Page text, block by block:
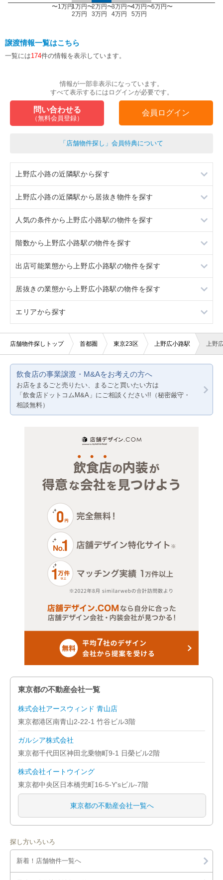
〜1万円1万円〜
2万円
2万円〜
3万円
3万円〜
4万円
4万円〜
5万円
5万円〜
譲渡情報一覧はこちら
一覧には174件の情報を表示しています。
情報が一部非表示になっています。
すべて表示するにはログインが必要です。
問い合わせる
（無料会員登録）
会員ログイン
「店舗物件探し」会員特典について
上野広小路の近隣駅から探す
末広町
上野
神田
稲荷町
上野広小路の近隣駅から居抜き物件を探す
末広町
上野
神田
稲荷町
人気の条件から上野広小路駅の物件を探す
居抜き
スケルトン
看板取り付け可
10坪以下
20坪以下
階数から上野広小路駅の物件を探す
地下
1階
2階
3階以上
出店可能業態から上野広小路駅の物件を探す
重飲食
軽飲食
バー・クラブ
サロン（マッサージ・エステ・ネイルなど）
医療・歯科・クリニック
その他サービス・その他
居抜きの業態から上野広小路駅の物件を探す
中華
鉄板焼き・お好み焼
バー
美容室・理容室
エリアから探す
東京23区
神奈川
千葉
店舗物件探しトップ 首都圏 東京23区 上野広小路駅 上野
飲食店の事業譲渡・M&Aをお考えの方へ
お店をまるごと売りたい、まるごと買いたい方は
「飲食店ドットコムM&A」にご相談ください!!（秘密厳守・
相談無料）
東京都の不動産会社一覧
株式会社アースウィンド 青山店
東京都港区南青山2-22-1 竹谷ビル3階
ガルシア株式会社
東京都千代田区神田北乗物町9-1 日榮ビル2階
株式会社イートウイング
東京都中央区日本橋兜町16-5-Y'sビル-7階
東京都の不動産会社一覧へ
探し方いろいろ
新着！店舗物件一覧へ